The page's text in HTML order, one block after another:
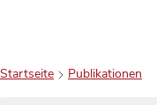
Startseite Publikationen